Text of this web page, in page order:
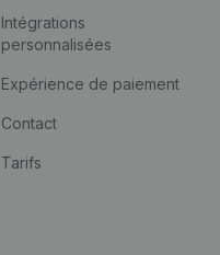
Intégrations
personnalisées
Expérience de paiement
Contact
Tarifs